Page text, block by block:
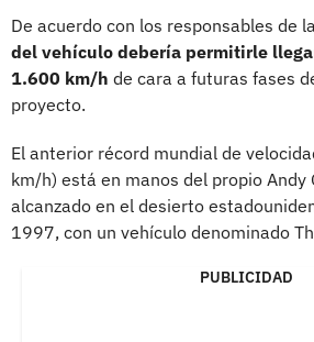
De acuerdo con los responsables de
del vehículo debería permitirle
1.600 km/h de cara a futuras fases
proyecto.
El anterior récord mundial de
km/h) está en manos del propio Andy
alcanzado en el desierto
1997, con un vehículo denominado
PUBLICIDAD